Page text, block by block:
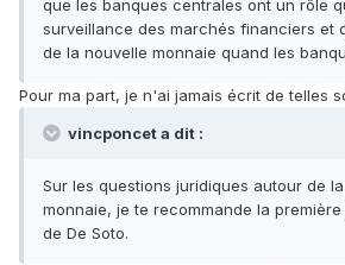
que les banques centrales ont un rôle
surveillance des marchés financiers et
de la nouvelle monnaie quand les
Pour ma part, je n'ai jamais écrit de telles
vincponcet a dit :
Sur les questions juridiques autour de
monnaie, je te recommande la
de De Soto.